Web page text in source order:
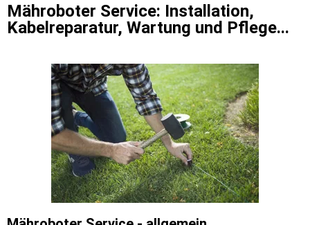
Mähroboter Service: Installation,
Kabelreparatur, Wartung und Pflege...